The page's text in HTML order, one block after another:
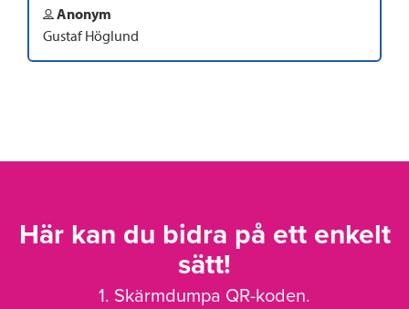
Anonym
Gustaf Höglund
Här kan du bidra på ett enkelt
sätt!
1. Skärmdumpa QR-koden.